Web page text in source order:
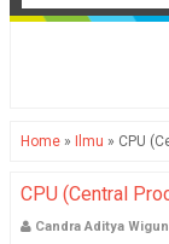
Home » Ilmu » CPU
CPU (Central
Candra Aditya